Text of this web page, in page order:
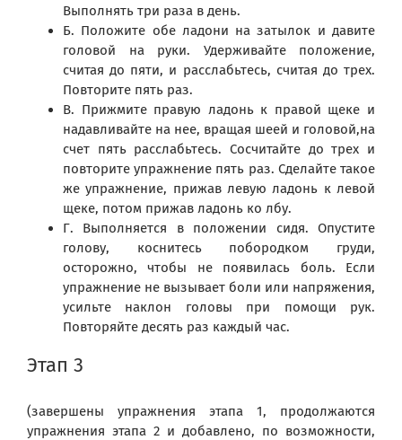
Выполнять три раза в день.
Б. Положите обе ладони на затылок и давите
головой на руки. Удерживайте положение,
считая до пяти, и расслабьтесь, считая до трех.
Повторите пять раз.
В. Прижмите правую ладонь к правой щеке и
надавливайте на нее, вращая шеей и головой,на
счет пять расслабьтесь. Сосчитайте до трех и
повторите упражнение пять раз. Сделайте такое
же упражнение, прижав левую ладонь к левой
щеке, потом прижав ладонь ко лбу.
Г. Выполняется в положении сидя. Опустите
голову, коснитесь побородком груди,
осторожно, чтобы не появилась боль. Если
упражнение не вызывает боли или напряжения,
усильте наклон головы при помощи рук.
Повторяйте десять раз каждый час.
Этап 3
(завершены упражнения этапа 1, продолжаются
упражнения этапа 2 и добавлено, по возможности,